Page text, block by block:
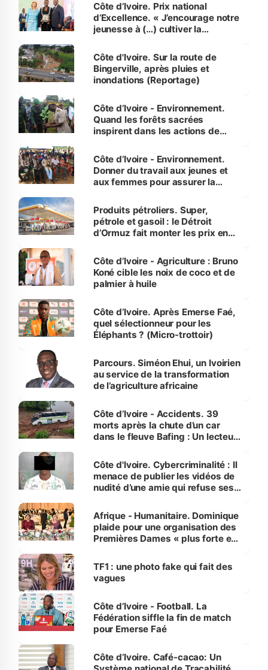
Côte d’Ivoire. Prix national
d’Excellence. « J’encourage notre
jeunesse à (…) cultiver la
(Alassane Ouattara
Côte d'Ivoire. Sur la route de
Bingerville, après pluies et
inondations (Reportage)
Côte d’Ivoire - Environnement.
Quand les forêts sacrées
inspirent dans les actions de
Côte d’Ivoire - Environnement.
Donner du travail aux jeunes et
aux femmes pour assurer la
menacées
Produits pétroliers. Super,
pétrole et gasoil : le Détroit
d’Ormuz fait monter les prix en
Côte d’Ivoire - Agriculture : Bruno
Koné cible les noix de coco et de
palmier à huile
Côte d’Ivoire. Après Emerse Faé,
quel sélectionneur pour les
Éléphants ? (Micro-trottoir)
Parcours. Siméon Ehui, un Ivoirien
au service de la transformation
de l’agriculture africaine
Côte d’Ivoire - Accidents. 39
morts après la chute d’un car
dans le fleuve Bafing : Un lecteur
des Transports
Côte d'Ivoire. Cybercriminalité : Il
menace de publier les vidéos de
nudité d’une amie qui refuse ses
Afrique - Humanitaire. Dominique
plaide pour une organisation des
Premières Dames « plus forte et
sur la scène internationale »
TF1 : une photo fake qui fait des
vagues
Côte d’Ivoire - Football. La
Fédération siffle la fin de match
pour Emerse Faé
Côte d’Ivoire. Café-cacao: Un